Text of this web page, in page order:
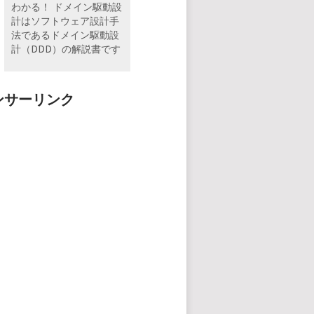
わかる！ ドメイン駆動設
計はソフトウェア設計手
法であるドメイン駆動設
計（DDD）の解説書です
ーリンク